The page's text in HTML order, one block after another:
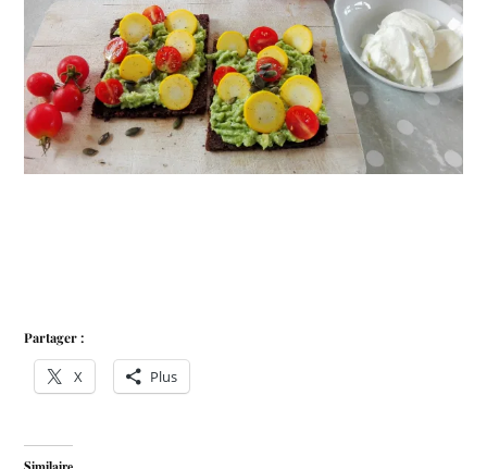
Partager :
X Plus